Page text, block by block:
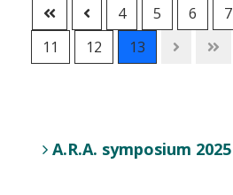
4 5 6 7
11
12 13
A.R.A. symposium 2025